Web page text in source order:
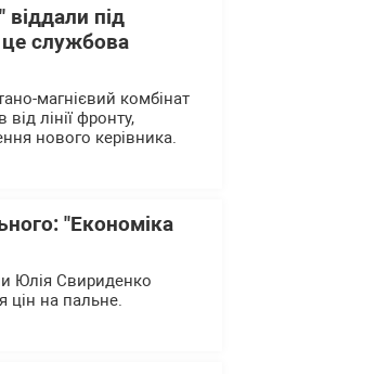
віддали під
це службова
магнієвий комбінат
лінії фронту,
нового керівника.
"Економіка
Юлія Свириденко
цін на пальне.